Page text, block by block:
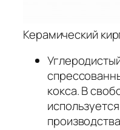
Керамический
кокса. В